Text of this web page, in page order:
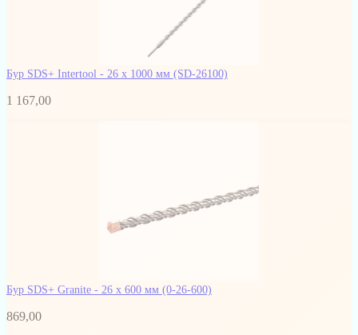
Бур SDS+ Intertool - 26 х 1000 мм (SD-26100)
1 167,00
Бур SDS+ Granite - 26 х 600 мм (0-26-600)
869,00